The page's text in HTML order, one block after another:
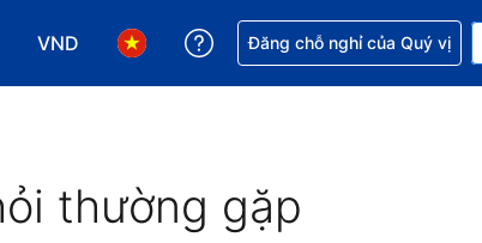
VND
Chọn loại tiền tệ của bạn. Loại tiền tệ hiện tại
Chọn ngôn ngữ của bạn. Ngôn ngữ
Nhận trợ giúp với đặt chỗ
Đăng chỗ nghỉ của Quý vị
thường gặp